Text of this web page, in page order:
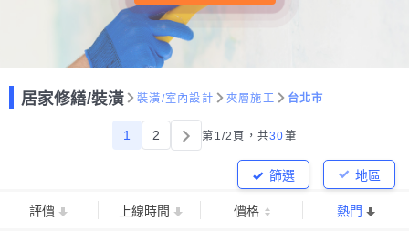
居家修繕/裝潢 裝潢/室內設計 夾層施工 台北市
1 2 第1/2頁， 共30筆
地區
篩選
評價 上線時間 價格 熱門